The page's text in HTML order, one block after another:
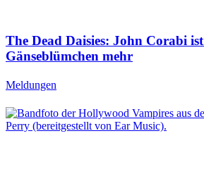
The Dead Daisies: John Corabi
Gänseblümchen mehr
Meldungen